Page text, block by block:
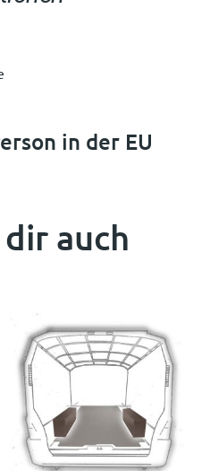
in der EU
auch